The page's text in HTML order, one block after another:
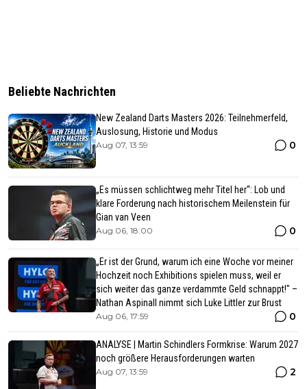
Beliebte Nachrichten
New Zealand Darts Masters 2026: Teilnehmerfeld,
Auslosung, Historie und Modus
Aug 07, 13:59 0
„Es müssen schlichtweg mehr Titel her“: Lob und
klare Forderung nach historischem Meilenstein für
Gian van Veen
Aug 06, 18:00 0
„Er ist der Grund, warum ich eine Woche vor meiner
Hochzeit noch Exhibitions spielen muss, weil er
sich weiter das ganze verdammte Geld schnappt!" –
Nathan Aspinall nimmt sich Luke Littler zur Brust
Aug 06, 17:59 0
ANALYSE | Martin Schindlers Formkrise: Warum 2027
noch größere Herausforderungen warten
Aug 07, 13:59 2